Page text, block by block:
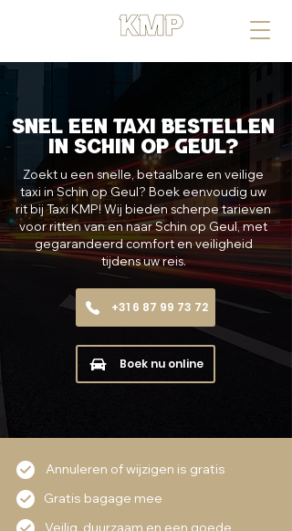
snel een taxi bestellen
in Schin op Geul?
Zoekt u een snelle, betaalbare en veilige
taxi in Schin op Geul? Boek eenvoudig uw
rit bij Taxi KMP! Wij bieden scherpe tarieven
voor ritten van en naar Schin op Geul, met
gegarandeerd comfort en veiligheid
tijdens uw reis.
+31 6 87 99 73 72
Boek nu online
Annuleren of wijzigen is gratis
Gratis bagage mee
Veilig, duurzaam en een goede